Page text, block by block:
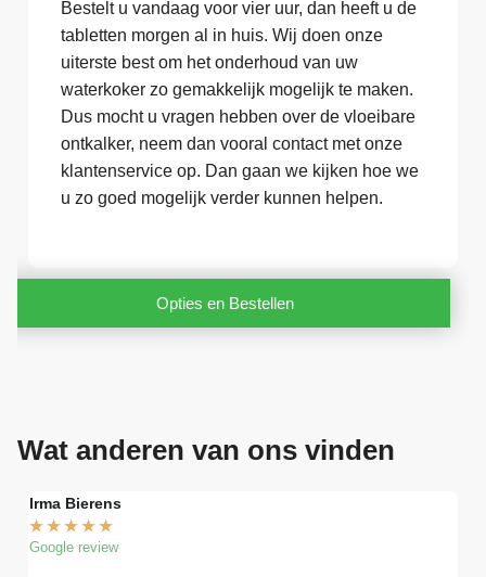
Bestelt u vandaag voor vier uur, dan heeft u de
tabletten morgen al in huis. Wij doen onze
uiterste best om het onderhoud van uw
waterkoker zo gemakkelijk mogelijk te maken.
Dus mocht u vragen hebben over de vloeibare
ontkalker, neem dan vooral contact met onze
klantenservice op. Dan gaan we kijken hoe we
u zo goed mogelijk verder kunnen helpen.
Opties en Bestellen
Wat anderen van ons vinden
Irma Bierens
★ ★ ★ ★ ★
Google review